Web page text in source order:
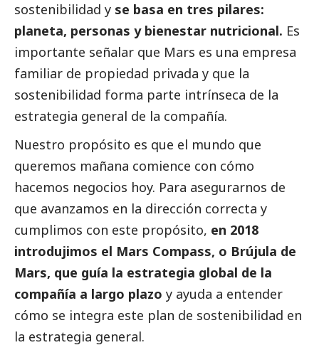
sostenibilidad y se basa en tres pilares:
planeta, personas y bienestar nutricional. Es
importante señalar que Mars es una empresa
familiar de propiedad privada y que la
sostenibilidad forma parte intrínseca de la
estrategia general de la compañía.
Nuestro propósito es que el mundo que
queremos mañana comience con cómo
hacemos negocios hoy. Para asegurarnos de
que avanzamos en la dirección correcta y
cumplimos con este propósito, en 2018
introdujimos el Mars Compass, o Brújula de
Mars, que guía la estrategia global de la
compañía a largo plazo y ayuda a entender
cómo se integra este plan de sostenibilidad en
la estrategia general.